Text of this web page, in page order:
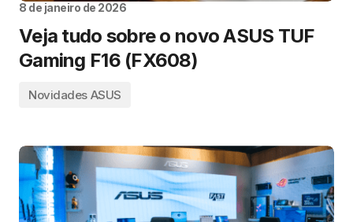
8 de janeiro de 2026
Veja tudo sobre o novo ASUS TUF
Gaming F16 (FX608)
Novidades ASUS